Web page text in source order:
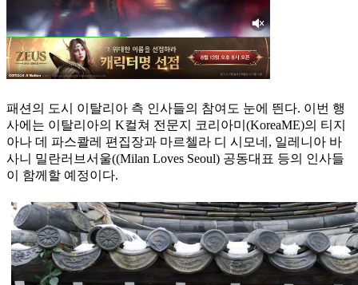
패션의 도시 이탈리아 측 인사들의 참여도 눈에 띈다. 이번 행
사에는 이탈리아의 K컬쳐 전문지 코리아미(KoreaME)의 티지
아나 데 파스콸레 편집장과 마르첼라 디 시모네, 일레니아 바
사니 밀란러브서울((Milan Loves Seoul) 공동대표 등의 인사들
이 함께할 예정이다.